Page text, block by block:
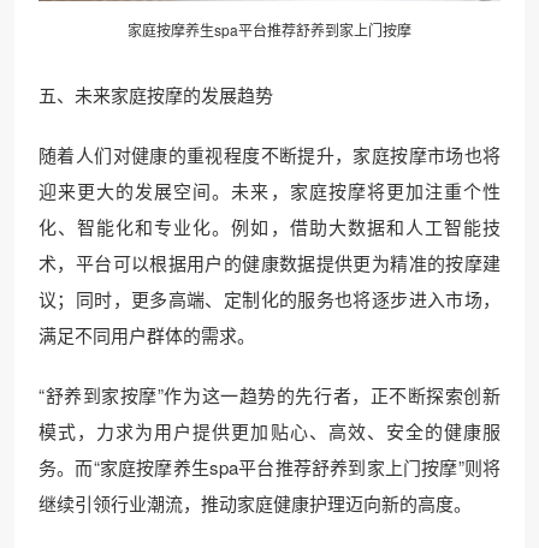
家庭按摩养生spa平台推荐舒养到家上门按摩
五、未来家庭按摩的发展趋势
随着人们对健康的重视程度不断提升，家庭按摩市场也将
迎来更大的发展空间。未来，家庭按摩将更加注重个性
化、智能化和专业化。例如，借助大数据和人工智能技
术，平台可以根据用户的健康数据提供更为精准的按摩建
议；同时，更多高端、定制化的服务也将逐步进入市场，
满足不同用户群体的需求。
“舒养到家按摩”作为这一趋势的先行者，正不断探索创新
模式，力求为用户提供更加贴心、高效、安全的健康服
务。而“家庭按摩养生spa平台推荐舒养到家上门按摩”则将
继续引领行业潮流，推动家庭健康护理迈向新的高度。